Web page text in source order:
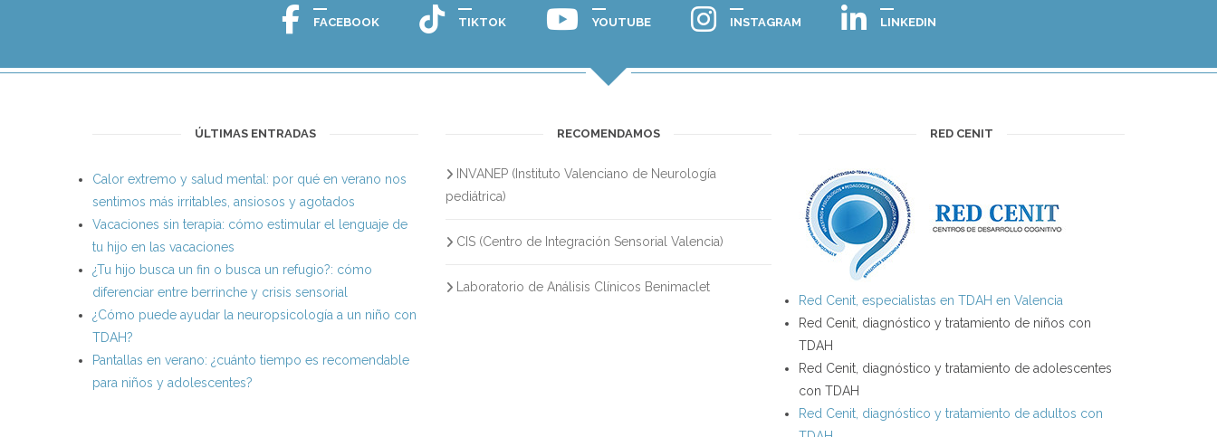
FACEBOOK TIKTOK YOUTUBE INSTAGRAM LINKEDIN
ÚLTIMAS ENTRADAS
Calor extremo y salud mental: por qué en verano nos
sentimos más irritables, ansiosos y agotados
Vacaciones sin terapia: cómo estimular el lenguaje de
tu hijo en las vacaciones
¿Tu hijo busca un fin o busca un refugio?: cómo
diferenciar entre berrinche y crisis sensorial
¿Cómo puede ayudar la neuropsicología a un niño con
TDAH?
Pantallas en verano: ¿cuánto tiempo es recomendable
para niños y adolescentes?
RECOMENDAMOS
INVANEP (Instituto Valenciano de Neurología
pediátrica)
CIS (Centro de Integración Sensorial Valencia)
Laboratorio de Análisis Clínicos Benimaclet
RED CENIT
Red Cenit, especialistas en TDAH en Valencia
Red Cenit, diagnóstico y tratamiento de niños con
TDAH
Red Cenit, diagnóstico y tratamiento de adolescentes
con TDAH
Red Cenit, diagnóstico y tratamiento de adultos con